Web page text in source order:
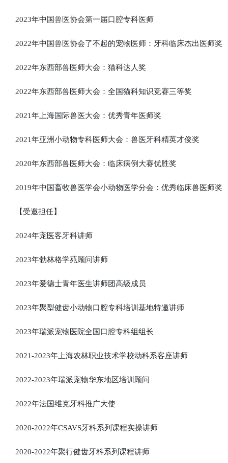
2023年中国兽医协会第一届口腔专科医师
2022年中国兽医协会了不起的宠物医师：牙科临床杰出医师奖
2022年东西部兽医师大会：猫科达人奖
2022年东西部兽医师大会：全国猫科知识竞赛三等奖
2021年上海国际兽医大会：优秀青年医师奖
2021年亚洲小动物专科医师大会：兽医牙科精英才俊奖
2020年东西部兽医师大会：临床病例大赛优胜奖
2019年中国畜牧兽医学会小动物医学分会：优秀临床兽医师奖
【受邀担任】
2024年宠医客牙科讲师
2023年勃林格学苑顾问讲师
2023年爱德士青年医生讲师团高级成员
2023年聚型健齿小动物口腔专科培训基地特邀讲师
2023年瑞派宠物医院全国口腔专科组组长
2021-2023年上海农林职业技术学校动科系客座讲师
2022-2023年瑞派宠物华东地区培训顾问
2022年法国维克牙科推广大使
2020-2022年CSAVS牙科系列课程实操讲师
2020-2022年聚行健齿牙科系列课程讲师